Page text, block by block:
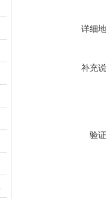
详细
补充
验